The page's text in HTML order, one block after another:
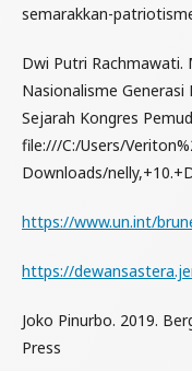
semarakkan-
Dwi Putri Rachmawati.
Nasionalisme
Sejarah Kongres
file:///C:/Users/
Downloads/
https://www.un.int/
https://
Joko Pinurbo. 2019.
Press